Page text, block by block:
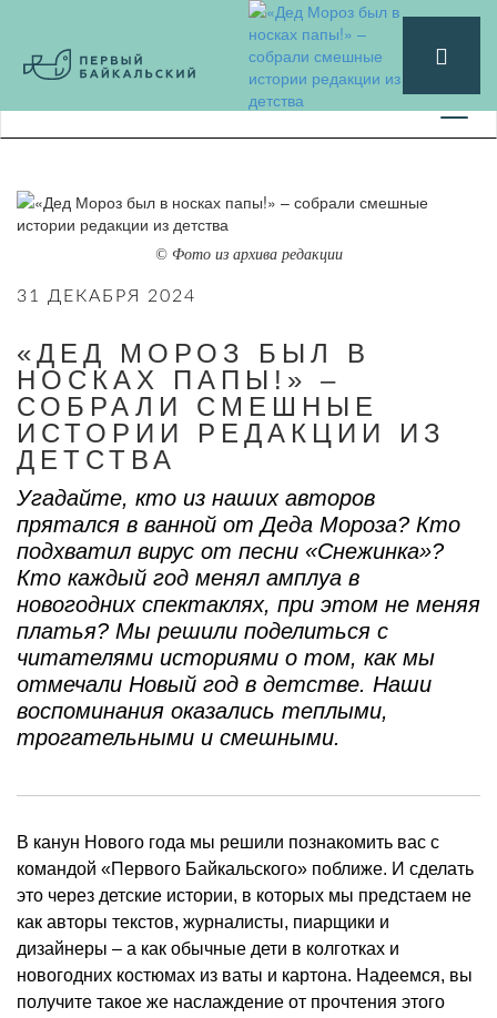
© Фото из архива редакции
31 ДЕКАБРЯ 2024
«ДЕД МОРОЗ БЫЛ В
НОСКАХ ПАПЫ!» –
СОБРАЛИ СМЕШНЫЕ
ИСТОРИИ РЕДАКЦИИ ИЗ
ДЕТСТВА
Угадайте, кто из наших авторов
прятался в ванной от Деда Мороза? Кто
подхватил вирус от песни «Снежинка»?
Кто каждый год менял амплуа в
новогодних спектаклях, при этом не меняя
платья? Мы решили поделиться с
читателями историями о том, как мы
отмечали Новый год в детстве. Наши
воспоминания оказались теплыми,
трогательными и смешными.
В канун Нового года мы решили познакомить вас с
командой «Первого Байкальского» поближе. И сделать
это через детские истории, в которых мы предстаем не
как авторы текстов, журналисты, пиарщики и
дизайнеры – а как обычные дети в колготках и
новогодних костюмах из ваты и картона. Надеемся, вы
получите такое же наслаждение от прочтения этого